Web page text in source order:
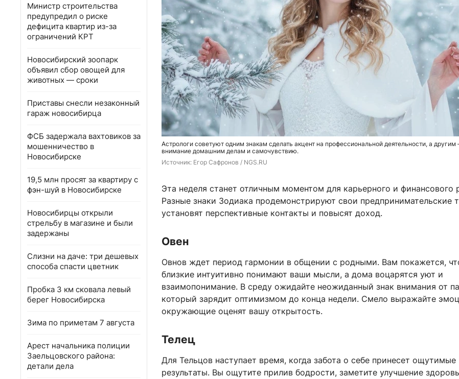
Министр строительства
предупредил о риске
дефицита квартир из-за
ограничений КРТ
Новосибирский зоопарк
объявил сбор овощей для
животных — сроки
Приставы снесли незаконный
гараж новосибирца
ФСБ задержала вахтовиков за
мошенничество в
Новосибирске
19,5 млн просят за квартиру с
фэн-шуй в Новосибирске
Новосибирцы открыли
стрельбу в магазине и были
задержаны
Слизни на даче: три дешевых
способа спасти цветник
Пробка 3 км сковала левый
берег Новосибирска
Зима по приметам 7 августа
Арест начальника полиции
Заельцовского района:
детали дела
Астрологи советуют одним знакам сделать акцент на профессиональной деятельности, а другим
внимание домашним делам и самочувствию.
Источник: Егор Сафронов / NGS.RU
Эта неделя станет отличным моментом для карьерного и финансового
Разные знаки Зодиака продемонстрируют свои предпринимательские
установят перспективные контакты и повысят доход.
Овен
Овнов ждет период гармонии в общении с родными. Вам покажется,
близкие интуитивно понимают ваши мысли, а дома воцарятся уют и
взаимопонимание. В среду ожидайте неожиданный знак внимания от
который зарядит оптимизмом до конца недели. Смело выражайте
окружающие оценят вашу открытость.
Телец
Для Тельцов наступает время, когда забота о себе принесет ощутимые
результаты. Вы ощутите прилив бодрости, заметите улучшение